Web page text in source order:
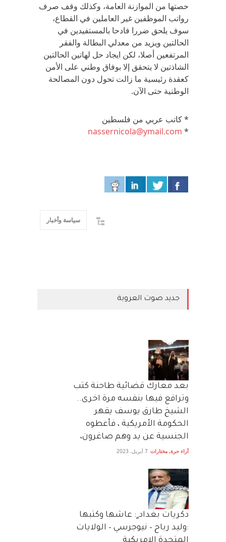
حصتها من الموازنة العامة، وكذلك وقف صرف
رواتب الموظفين غير العاملين في القطاع،
سوف يلحق ضررا فادحا بالمستفيدين في
الحالتين ويزيد من معدلي البطالة والفقر
المرتفعين أصلا، لكن ايجاد حل لهاتين الحالتين
الشاذتين لا يتحقق إلا بوفاق وطني على الأمن
كعقدة رئيسية ما زالت تحول دون المصالحة
الوطنية حتى الآن.
* كاتب عربي من فلسطين
*
nassernicola@ymail.com
سياسة وأخبار
جديد صوت العروبة
بعد معارك قضائية طاحنة كتب
وترافع فيها بنفسه مرة اخرى..
الشيخ طارق يوسف يقهر
الحكومة الأمريكية ، فأعطوه
الجنسية عن يد وهم صاغرون،
آراء حرة, مختارات 7 أبريل، 2023
دكريات بغداد ٍ: عاشها وكتبها
:وليد رباح – نيوجرسي – الولايات